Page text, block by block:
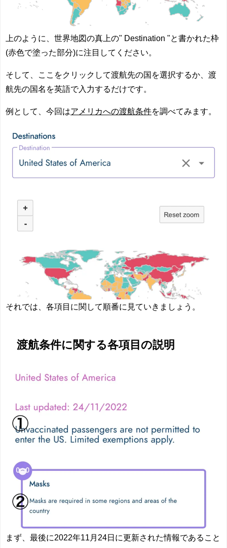
上のように、世界地図の真上の" Destination "と書かれた枠
(赤色で塗った部分)に注目してください。
そして、ここをクリックして渡航先の国を選択するか、 渡
航先の国名を英語で入力するだけです。
例として、今回はアメリカへの渡航条件を調べてみます。
それでは、各項目に関して順番に見ていきましょう。
渡航条件に関する各項目の説明
まず、 最後に2022年11月24日に更新された情報であること